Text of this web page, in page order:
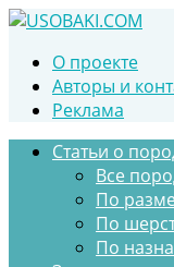
Перейти
контентуО проекте
Авторы и
Реклама
Статьи о
Все
По
По
По